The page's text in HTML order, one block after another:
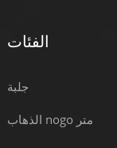
الفئات
جلبة
الذهاب nogo متر